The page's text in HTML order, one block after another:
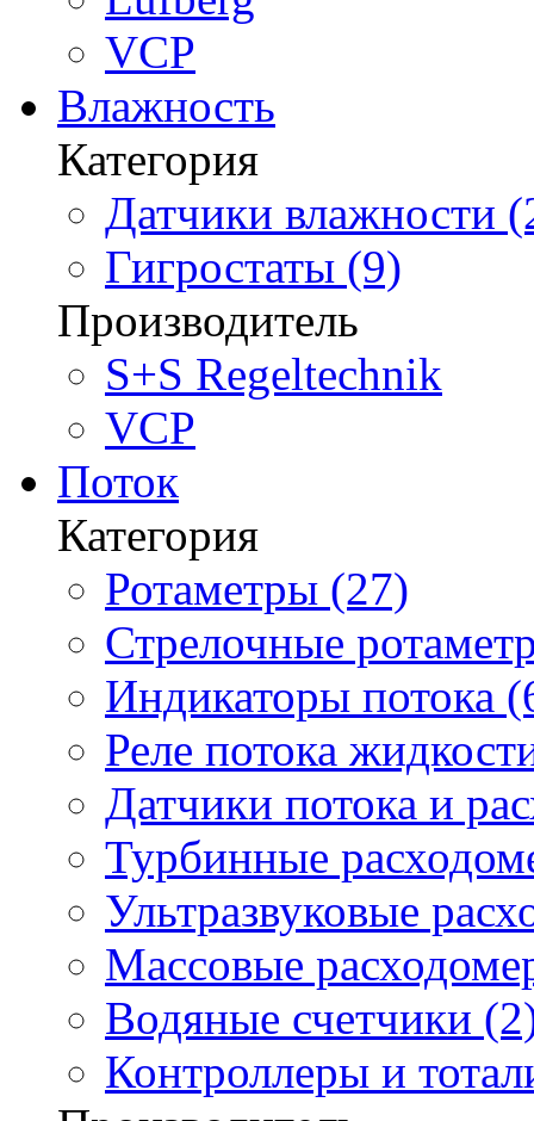
VCP
Влажность
Категория
Датчики влажности
Гигростаты (9)
Производитель
S+S Regeltechnik
VCP
Поток
Категория
Ротаметры (27)
Стрелочные
Индикаторы потока
Реле потока
Датчики потока и
Турбинные
Ультразвуковые
Массовые
Водяные счетчики
Контроллеры и